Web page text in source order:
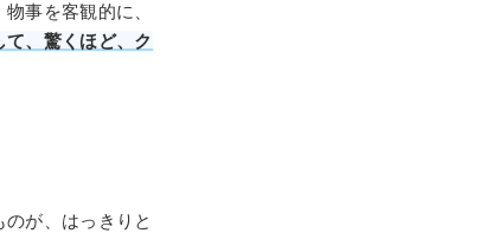
事を客観的に、
、驚くほど、ク
が、はっきりと